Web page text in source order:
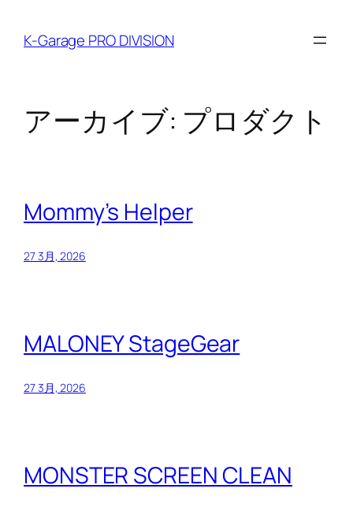
K-Garage PRO DIVISION
アーカイブ: プロダクト
Mommy’s Helper
27 3月, 2026
MALONEY StageGear
27 3月, 2026
MONSTER SCREEN CLEAN